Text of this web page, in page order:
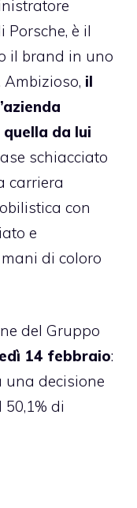
è il
il brand in uno
il
da lui
schiacciato
carriera
con
e
di coloro
del Gruppo
14 febbraio:
una decisione
di